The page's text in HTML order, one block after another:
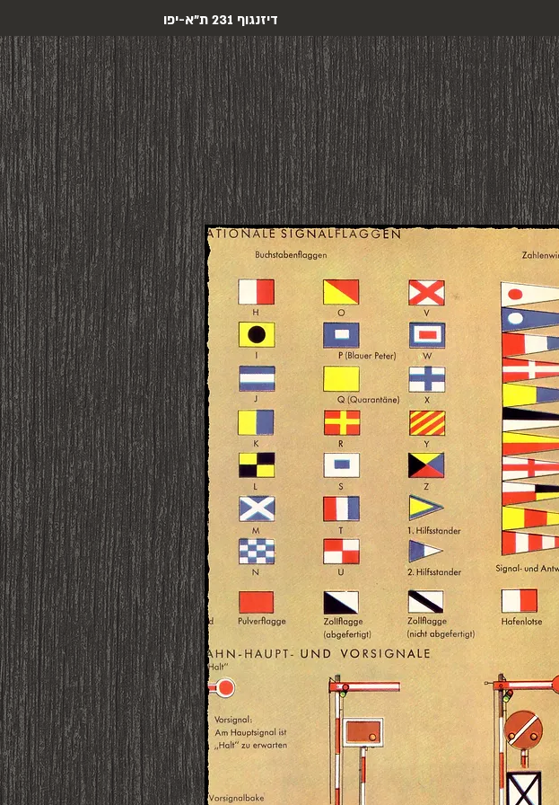
דיזנגוף 231 ת"א-יפו